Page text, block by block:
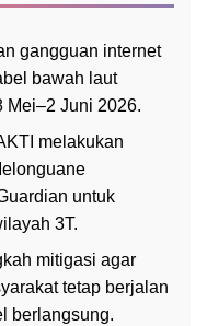
gangguan internet
bawah laut
Mei–2 Juni 2026.
melakukan
untuk
3T.
mitigasi agar
tetap berjalan
berlangsung.